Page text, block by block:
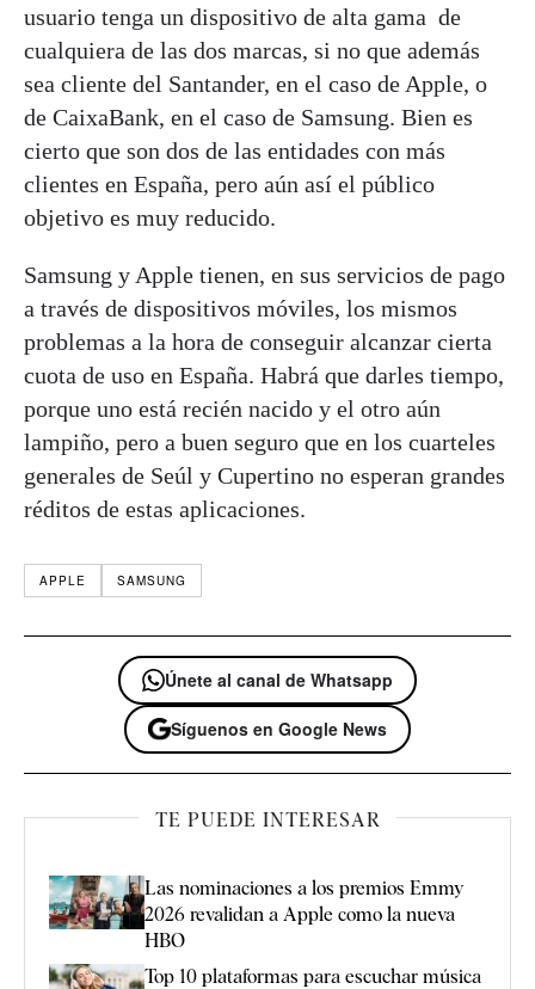
usuario tenga un dispositivo de alta gama de
cualquiera de las dos marcas, si no que además
sea cliente del Santander, en el caso de Apple, o
de CaixaBank, en el caso de Samsung. Bien es
cierto que son dos de las entidades con más
clientes en España, pero aún así el público
objetivo es muy reducido.
Samsung y Apple tienen, en sus servicios de pago
a través de dispositivos móviles, los mismos
problemas a la hora de conseguir alcanzar cierta
cuota de uso en España. Habrá que darles tiempo,
porque uno está recién nacido y el otro aún
lampiño, pero a buen seguro que en los cuarteles
generales de Seúl y Cupertino no esperan grandes
réditos de estas aplicaciones.
APPLE SAMSUNG
Únete al canal de Whatsapp
Síguenos en Google News
TE PUEDE INTERESAR
Las nominaciones a los premios Emmy
2026 revalidan a Apple como la nueva
HBO
Top 10 plataformas para escuchar música